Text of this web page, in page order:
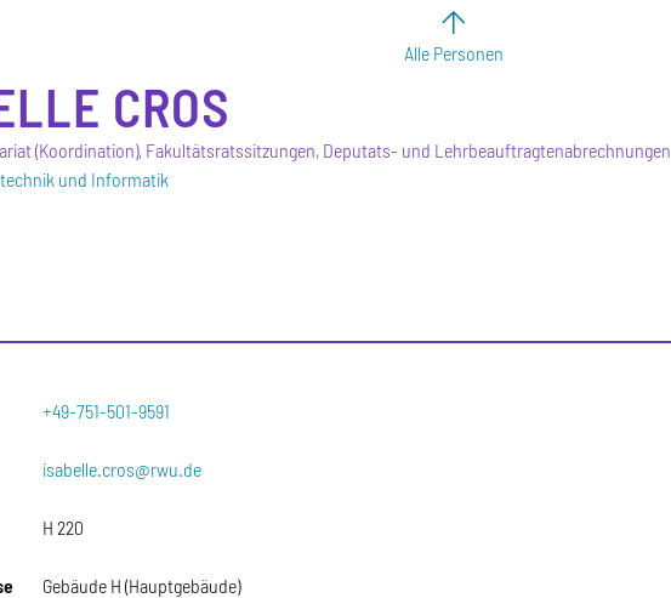
Alle Personen
CROS
(Koordination), Fakultätsratssitzungen, Deputats- und Lehrbeauftragtenabrechnungen
und Informatik
+49-751-501-9591
isabelle.cros@rwu.de
H 220
Gebäude H (Hauptgebäude)